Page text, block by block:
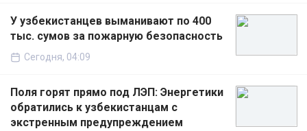
У узбекистанцев выманивают по 400
тыс. сумов за пожарную безопасность
Сегодня, 04:09
Поля горят прямо под ЛЭП: Энергетики
обратились к узбекистанцам с
экстренным предупреждением